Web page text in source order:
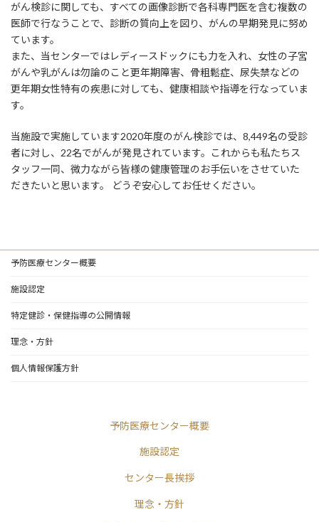
がん検診に関しても、すべての画像診断で各科専門医を含む複数の
医師で行なうことで、診断の質向上を図り、がんの早期発見に努め
ています。
また、当センターではレディースドックにも力を入れ、女性の子宮
がんや乳がんは勿論のこと更年期障害、骨粗鬆症、尿失禁などの
更年期女性特有の疾患に対しても、健康相談や指導を行なっていま
す。
当施設で実施しています2020年度のがん検診では、8,449名の受診
者に対し、22名でがんが発見されています。これからも私たちス
タッフ一同、微力ながら皆様の健康管理のお手伝いをさせていた
だきたいと思います。 どうぞ安心してお任せください。
予防医療センター概要
施設認定
特定健診・保健指導の公開情報
理念・方針
個人情報保護方針
予防医療センター概要
施設認定
センター長挨拶
理念・方針